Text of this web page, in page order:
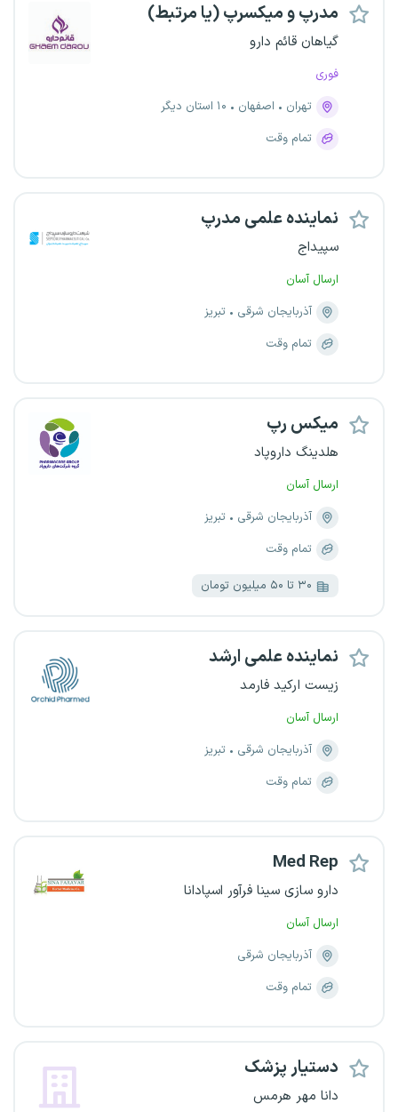
مدرپ و میکسرپ (یا مرتبط)
گیاهان قائم دارو
فوری
تهران
اصفهان
۱۰ استان دیگر
تمام وقت
نماینده علمی مدرپ
سپیداج
ارسال آسان
آذربایجان شرقی
تبریز
تمام وقت
میکس رپ
هلدینگ داروپاد
ارسال آسان
آذربایجان شرقی
تبریز
تمام وقت
۳۰ تا ۵۰ میلیون تومان
نماینده علمی ارشد
زیست ارکید فارمد
ارسال آسان
آذربایجان شرقی
تبریز
تمام وقت
Med Rep
دارو سازی سینا فرآور اسپادانا
ارسال آسان
آذربایجان شرقی
تمام وقت
دستیار پزشک
دانا مهر هرمس